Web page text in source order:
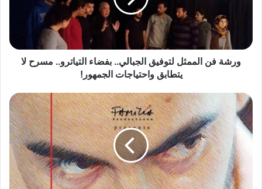
ورشة فن الممثل لتوفيق الجبالي.. بفضاء التياترو.. مسرح لا
يتطابق واحتياجات الجمهور!